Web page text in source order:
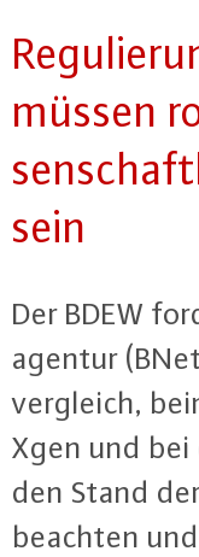
müssen
sein
Der BDEW
agen­tur
ver­gleich,
Xgen und
den Stand
beachten